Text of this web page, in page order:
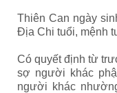
Thiên Can ngày
Địa Chi tuổi, mệnh
Có quyết định từ
sợ người khác
người khác